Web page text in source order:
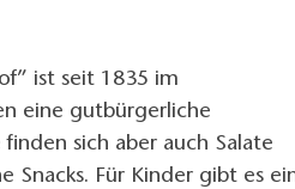
ist seit 1835 im
eine gutbürgerliche
sich aber auch Salate
Snacks. Für Kinder gibt es